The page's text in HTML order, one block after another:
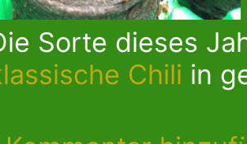
Sorte dieses
Chili in